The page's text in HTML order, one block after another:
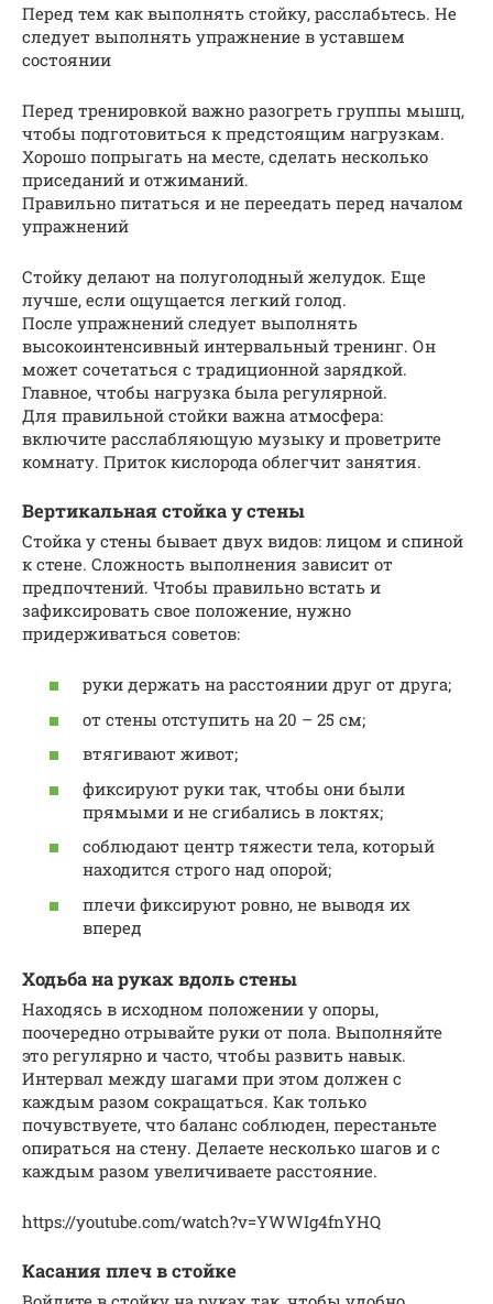
Перед тем как выполнять стойку, расслабьтесь. Не
следует выполнять упражнение в уставшем
состоянии
Перед тренировкой важно разогреть группы мышц,
чтобы подготовиться к предстоящим нагрузкам.
Хорошо попрыгать на месте, сделать несколько
приседаний и отжиманий.
Правильно питаться и не переедать перед началом
упражнений
Стойку делают на полуголодный желудок. Еще
лучше, если ощущается легкий голод.
После упражнений следует выполнять
высокоинтенсивный интервальный тренинг. Он
может сочетаться с традиционной зарядкой.
Главное, чтобы нагрузка была регулярной.
Для правильной стойки важна атмосфера:
включите расслабляющую музыку и проветрите
комнату. Приток кислорода облегчит занятия.
Вертикальная стойка у стены
Стойка у стены бывает двух видов: лицом и спиной
к стене. Сложность выполнения зависит от
предпочтений. Чтобы правильно встать и
зафиксировать свое положение, нужно
придерживаться советов:
руки держать на расстоянии друг от друга;
от стены отступить на 20 – 25 см;
втягивают живот;
фиксируют руки так, чтобы они были
прямыми и не сгибались в локтях;
соблюдают центр тяжести тела, который
находится строго над опорой;
плечи фиксируют ровно, не выводя их
вперед
Ходьба на руках вдоль стены
Находясь в исходном положении у опоры,
поочередно отрывайте руки от пола. Выполняйте
это регулярно и часто, чтобы развить навык.
Интервал между шагами при этом должен с
каждым разом сокращаться. Как только
почувствуете, что баланс соблюден, перестаньте
опираться на стену. Делаете несколько шагов и с
каждым разом увеличиваете расстояние.
https://youtube.com/watch?v=YWWIg4fnYHQ
Касания плеч в стойке